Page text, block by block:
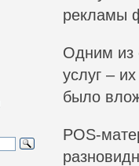
рекламы
Одним из
услуг –
было
POS-